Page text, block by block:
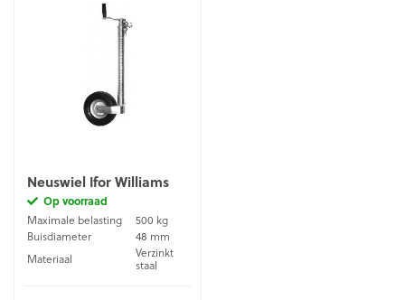
Neuswiel Ifor Williams
Op voorraad
Maximale belasting
500 kg
Buisdiameter
48 mm
Materiaal
Verzinkt
staal